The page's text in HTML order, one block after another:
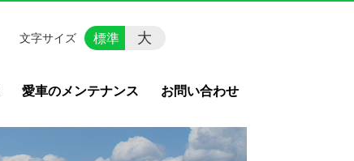
愛車のメンテナンス お問い合わせ
文字サイズ 標準 大